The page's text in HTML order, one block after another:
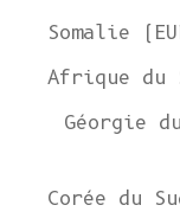
Somalie
Afrique du
Géorgie
Corée du